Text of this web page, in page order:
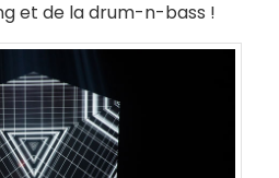
et de la drum-n-bass !